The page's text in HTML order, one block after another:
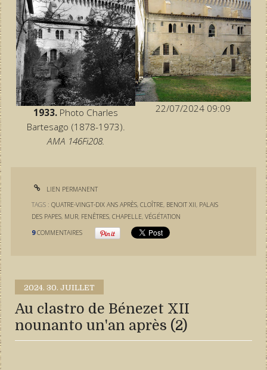
1933. Photo Charles
Bartesago (1878-1973).
AMA 146Fi208.
22/07/2024 09:09
LIEN PERMANENT
TAGS :QUATRE-VINGT-DIX ANS APRÈS,CLOÎTRE, BENOIT XII, PALAIS
DES PAPES, MUR, FENÊTRES,CHAPELLE,VÉGÉTATION
9 COMMENTAIRES
2024. 30. JUILLET
Au clastro de Bénezet XII
nounanto un'an après (2)